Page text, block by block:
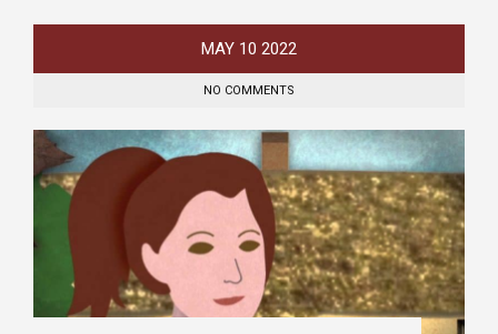
MAY 10 2022
NO COMMENTS